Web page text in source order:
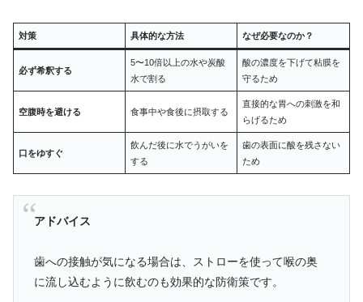
対策 具体的な方法 なぜ必要なのか？
必ず希釈する
5〜10倍以上の水や炭酸
水で割る
酸の濃度を下げて粘膜を
守るため
空腹時を避ける 食事中や食後に摂取する
直接的な胃への刺激を和
らげるため
口をゆすぐ
飲んだ後に水でうがいを
する
歯の表面に酸を残さない
ため
アドバイス
歯への接触が気になる場合は、ストローを使って喉の奥
に流し込むように飲むのも効果的な防衛策です。